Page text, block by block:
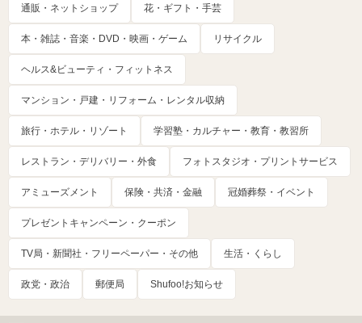
通販・ネットショップ 花・ギフト・手芸
本・雑誌・音楽・DVD・映画・ゲーム リサイクル
ヘルス&ビューティ・フィットネス
マンション・戸建・リフォーム・レンタル収納
旅行・ホテル・リゾート 学習塾・カルチャー・教育・教習所
レストラン・デリバリー・外食 フォトスタジオ・プリントサービス
アミューズメント 保険・共済・金融 冠婚葬祭・イベント
プレゼントキャンペーン・クーポン
TV局・新聞社・フリーペーパー・その他 生活・くらし
政党・政治 郵便局 Shufoo!お知らせ